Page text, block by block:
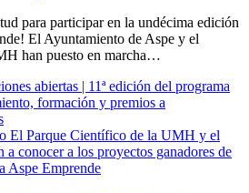
para participar en la undécima edición
El Ayuntamiento de Aspe y el
han puesto en marcha…
abiertas | 11ª edición del programa
formación y premios a